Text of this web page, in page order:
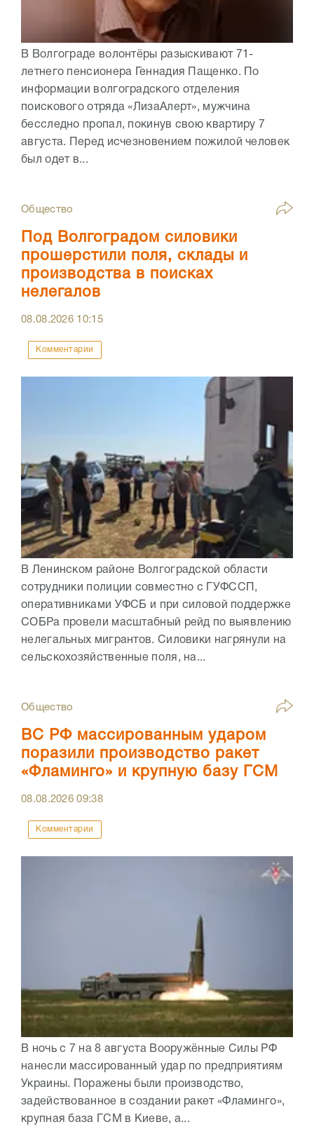
В Волгограде волонтёры разыскивают 71-
летнего пенсионера Геннадия Пащенко. По
информации волгоградского отделения
поискового отряда «ЛизаАлерт», мужчина
бесследно пропал, покинув свою квартиру 7
августа. Перед исчезновением пожилой человек
был одет в...
Общество
Под Волгоградом силовики
прошерстили поля, склады и
производства в поисках
нелегалов
08.08.2026 10:15
Комментарии
В Ленинском районе Волгоградской области
сотрудники полиции совместно с ГУФССП,
оперативниками УФСБ и при силовой поддержке
СОБРа провели масштабный рейд по выявлению
нелегальных мигрантов. Силовики нагрянули на
сельскохозяйственные поля, на...
Общество
ВС РФ массированным ударом
поразили производство ракет
«Фламинго» и крупную базу ГСМ
08.08.202609:38
Комментарии
В ночь с 7 на 8 августа Вооружённые Силы РФ
нанесли массированный удар по предприятиям
Украины. Поражены были производство,
задействованное в создании ракет «Фламинго»,
крупная база ГСМ в Киеве, а...